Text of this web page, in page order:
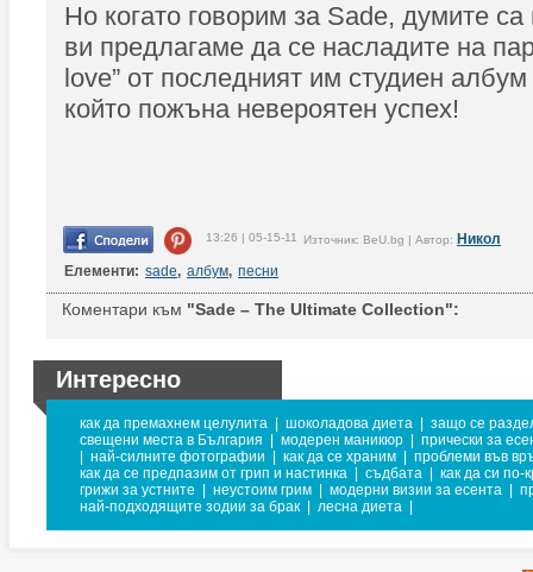
Но когато говорим за Sade, думите
ви предлагаме да се насладите на
love” от последният им студиен албум
който пожъна невероятен успех!
13:26 | 05-15-11 Източник: BeU.bg | Автор: Никол
Елементи: sade, албум, песни
Коментари към "Sade – The Ultimate Collection":
Интересно
как да премахнем целулита шоколадова диета
защо се
свещени места в България
модерен маникюр
прически за
най-силните фотографии как да се храним
проблеми във
как да се предпазим от грип и настинка
съдбата
как да си по-
грижи за устните
неустоим грим модерни визии за есента
най-подходящите зодии за брак
лесна диета